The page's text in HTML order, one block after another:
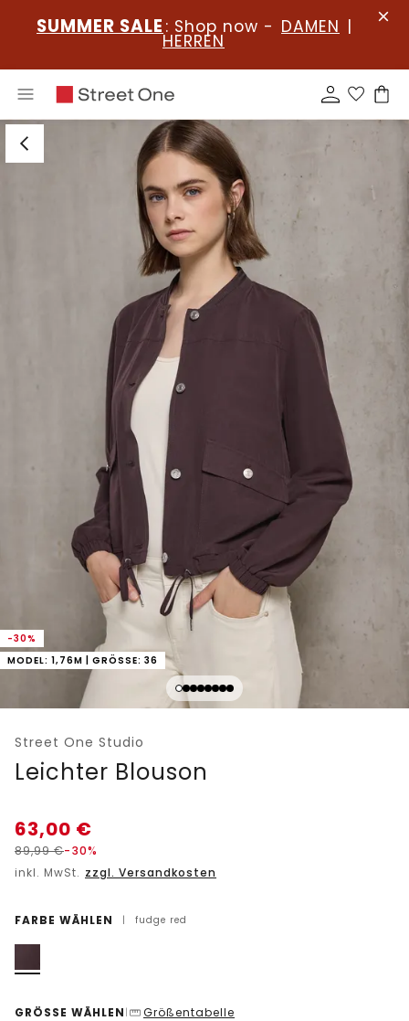
SUMMER SALE : Shop now - DAMEN |
HERREN
-30%
MODEL: 1,76M | GRÖSSE: 36
Street One Studio
Leichter Blouson
63,00 €
89,99€-30%
inkl. MwSt. zzgl. Versandkosten
FARBE WÄHLEN | fudge red
GRÖSSE WÄHLEN | Größentabelle